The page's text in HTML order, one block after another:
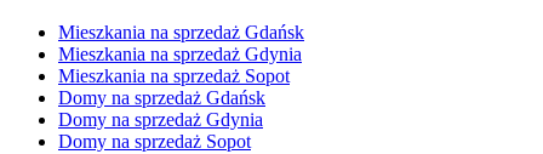
Mieszkania na sprzedaż Gdańsk
Mieszkania na sprzedaż Gdynia
Mieszkania na sprzedaż Sopot
Domy na sprzedaż Gdańsk
Domy na sprzedaż Gdynia
Domy na sprzedaż Sopot